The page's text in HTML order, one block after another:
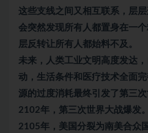
这些支线之间又相互联系，层
会突然发现所有人都置身在一
层反转让所有人都始料不及。
未来，人类工业文明高度发达
动，生活条件和医疗技术全面
源的过度消耗最终引发了第三次
2102年，第三次世界大战爆发。
2105年，美国分裂为南美合众